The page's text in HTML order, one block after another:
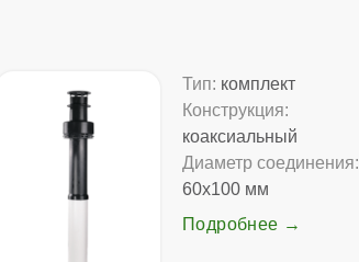
Тип: комплект
Конструкция:
коаксиальный
Диаметр соединения:
60x100 мм
Подробнее